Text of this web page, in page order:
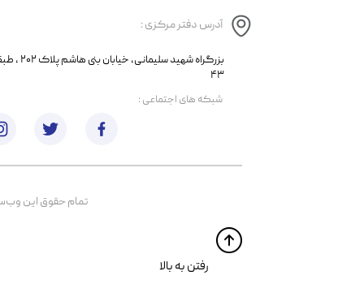
آدرس دفتر مرکزی :
​​بزرگراه شهید
۴۳
تمام حقوق اين
​​رفتن به بالا
​شبکه های اجتماعی :